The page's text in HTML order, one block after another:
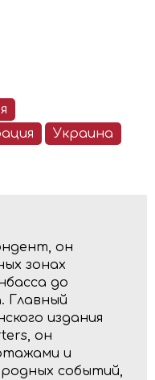
Украина
он
зонах
до
Главный
издания
он
и
событий,